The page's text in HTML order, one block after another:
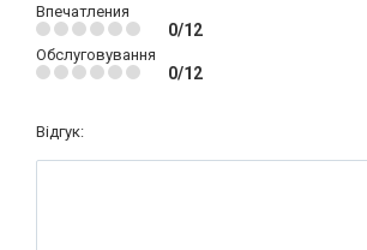
Впечатления
0/12
Обслуговування
0/12
Відгук: